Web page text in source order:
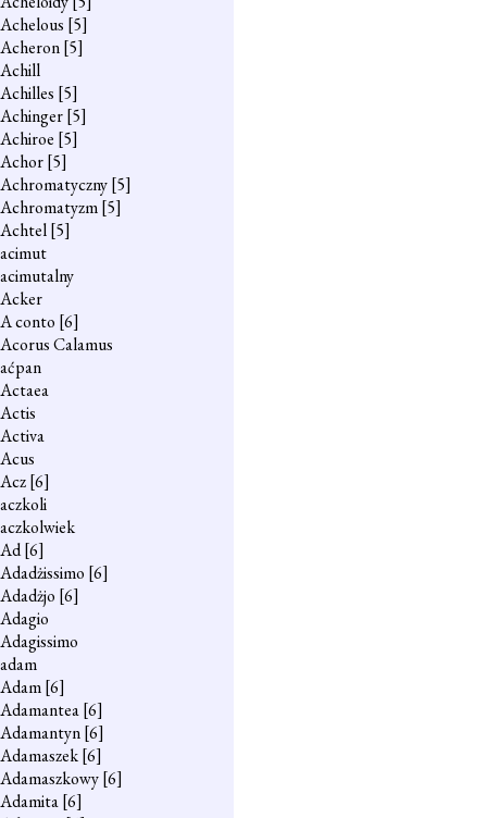
Achelous [5]
Acheron[5]
Achill
Achilles [5]
Achinger[5]
Achiroe [5]
Achor[5]
Achromatyczny[5]
Achromatyzm[5]
Achtel[5]
acimut
acimutalny
Acker
A conto [6]
Acorus Calamus
aćpan
Actaea
Actis
Activa
Acus
Acz[6]
aczkoli
aczkolwiek
Ad[6]
Adadżissimo [6]
Adadżjo [6]
Adagio
Adagissimo
adam
Adam[6]
Adamantea[6]
Adamantyn[6]
Adamaszek[6]
Adamaszkowy[6]
Adamita[6]